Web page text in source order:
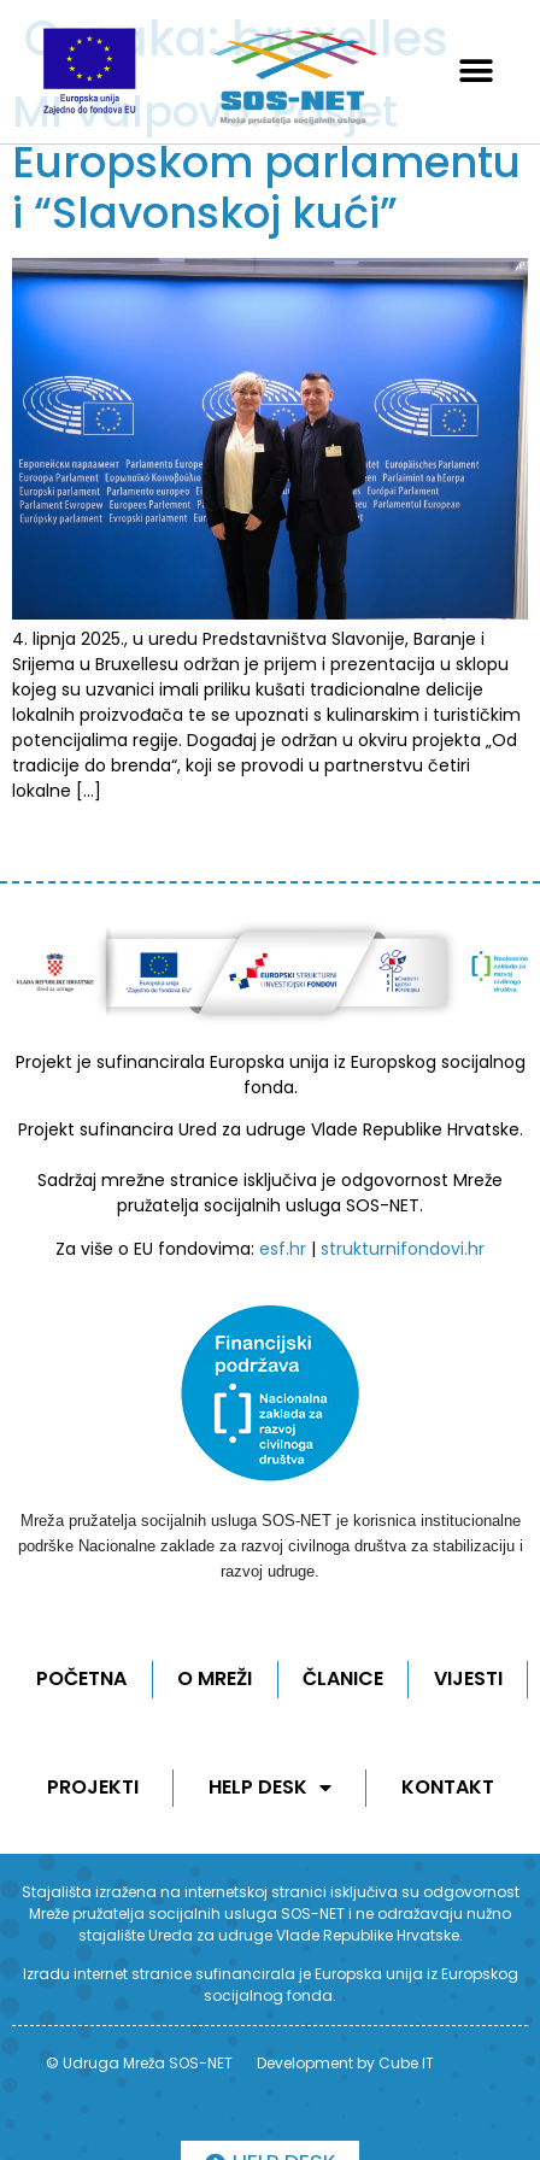
Oznaka:bruxelles
MI Valpovo: Posjet
Europskom parlamentu
i “Slavonskoj kući”
4. lipnja 2025., u uredu Predstavništva Slavonije, Baranje i
Srijema u Bruxellesu održan je prijem i prezentacija u sklopu
kojeg su uzvanici imali priliku kušati tradicionalne delicije
lokalnih proizvođača te se upoznati s kulinarskim i turističkim
potencijalima regije. Događaj je održan u okviru projekta „Od
tradicije do brenda“, koji se provodi u partnerstvu četiri
lokalne […]
Projekt je sufinancirala Europska unija iz Europskog socijalnog
fonda.
Projekt sufinancira Ured za udruge Vlade Republike Hrvatske.
Sadržaj mrežne stranice isključiva je odgovornost Mreže
pružatelja socijalnih usluga SOS-NET.
Za više o EU fondovima: esf.hr | strukturnifondovi.hr
Mreža pružatelja socijalnih usluga SOS-NET je korisnica institucionalne
podrške Nacionalne zaklade za razvoj civilnoga društva za stabilizaciju i
razvoj udruge.
POČETNA O MREŽI ČLANICE VIJESTI
PROJEKTI HELP DESK KONTAKT
Stajališta izražena na internetskoj stranici isključiva su odgovornost
Mreže pružatelja socijalnih usluga SOS-NET i ne odražavaju nužno
stajalište Ureda za udruge Vlade Republike Hrvatske.
Izradu internet stranice sufinancirala je Europska unija iz Europskog
socijalnog fonda.
© Udruga Mreža SOS-NET Development by Cube IT